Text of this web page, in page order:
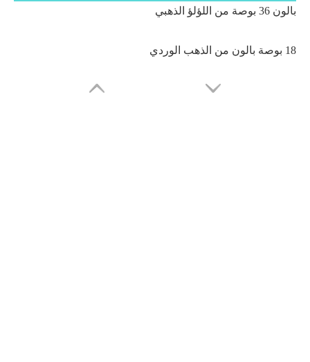
بالون 36 بوصة من اللؤلؤ الذهبي
18 بوصة بالون من الذهب الوردي